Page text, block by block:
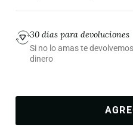
30 días para devoluciones
Si no lo amas te
dinero